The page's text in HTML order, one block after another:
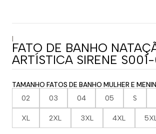
|
FATO DE BANHO
ARTÍSTICA SIRENE
TAMANHO FATOS DE BANHO MULHER E
02 03 04 05 S
XL 2XL 3XL 4XL